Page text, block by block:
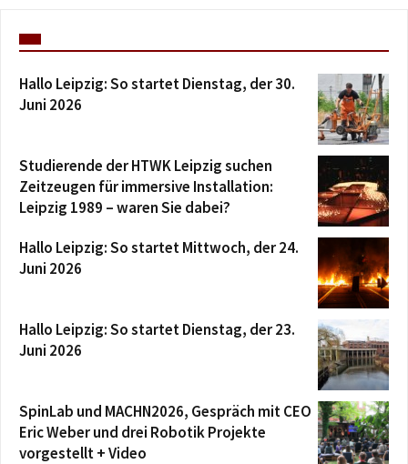
Hallo Leipzig: So startet Dienstag, der 30.
Juni 2026
Studierende der HTWK Leipzig suchen
Zeitzeugen für immersive Installation:
Leipzig 1989 – waren Sie dabei?
Hallo Leipzig: So startet Mittwoch, der 24.
Juni 2026
Hallo Leipzig: So startet Dienstag, der 23.
Juni 2026
SpinLab und MACHN2026, Gespräch mit CEO
Eric Weber und drei Robotik Projekte
vorgestellt + Video